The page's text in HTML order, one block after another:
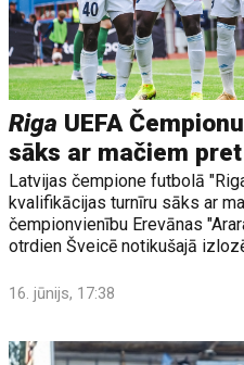
Riga UEFA
sāks ar mačiem
Latvijas čempione futbolā
kvalifikācijas turnīru sāks ar
čempionvienību Erevānas
otrdien Šveicē notikušajā
16. jūnijs, 17:38